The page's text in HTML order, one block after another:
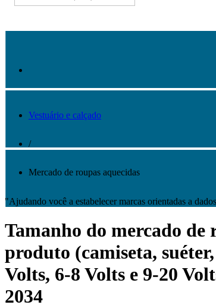
Vestuário e calçado
/
Mercado de roupas aquecidas
"Ajudando você a estabelecer marcas orientadas a
Tamanho do mercado
produto (camiseta,
Volts, 6-8 Volts e 9-20
2034